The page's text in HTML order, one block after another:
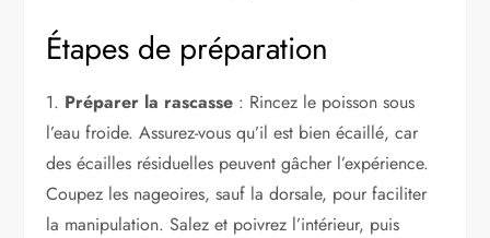
Étapes de préparation
1. Préparer la rascasse : Rincez le poisson sous
l’eau froide. Assurez-vous qu’il est bien écaillé, car
des écailles résiduelles peuvent gâcher l’expérience.
Coupez les nageoires, sauf la dorsale, pour faciliter
la manipulation. Salez et poivrez l’intérieur, puis